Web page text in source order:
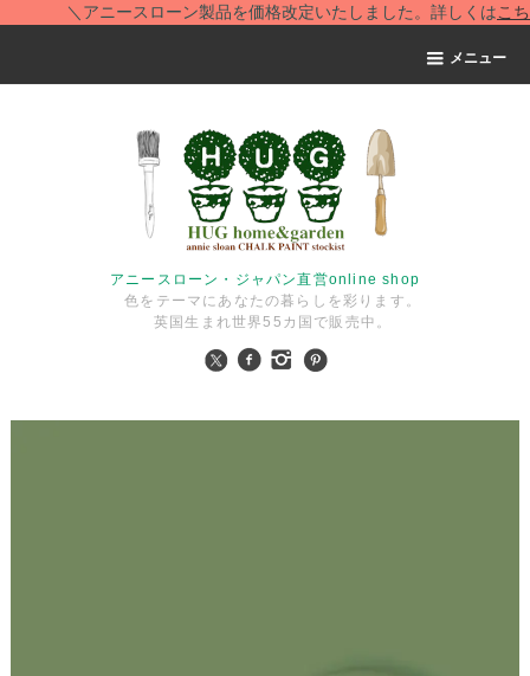
＼アニースローン製品を価格改定いたしました。詳しくは こちら
メニュー
アニースローン・ジャパン直営online shop
色をテーマにあなたの暮らしを彩ります。
英国生まれ世界55カ国で販売中。